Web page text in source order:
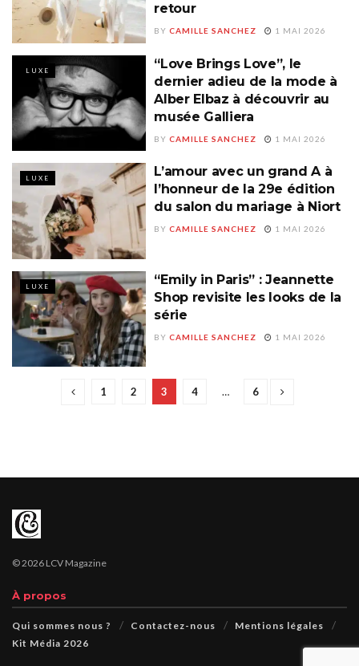
retour
BY CAMILLE SANCHEZ 1 MAI 2026
LUXE
“Love Brings Love”, le
dernier adieu de la mode à
Alber Elbaz à découvrir au
musée Galliera
BY CAMILLE SANCHEZ 1 MAI 2026
LUXE
L’amour avec un grand A à
l’honneur de la 29e édition
du salon du mariage à Niort
BY CAMILLE SANCHEZ 1 MAI 2026
LUXE
“Emily in Paris” : Jeannette
Shop revisite les looks de la
série
BY CAMILLE SANCHEZ 1 MAI 2026
1 2 3 4 … 6
© 2026 LCV Magazine
À propos
Qui sommes nous ? Contactez-nous
Mentions légales
Kit Média 2026